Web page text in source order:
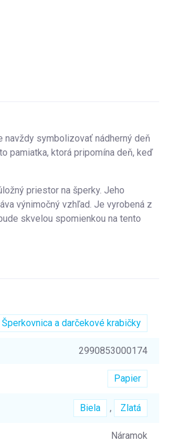
navždy symbolizovať nádherný deň
pamiatka, ktorá pripomína deň, keď
priestor na šperky. Jeho
výnimočný vzhľad. Je vyrobená z
skvelou spomienkou na tento
Šperkovnica a darčekové krabičky
2990853000174
Papier
Biela , Zlatá
Náramok